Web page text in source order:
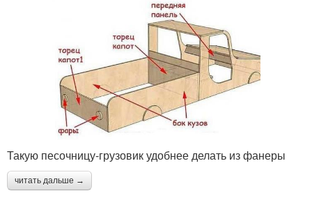
Такую песочницу-грузовик удобнее делать из фанеры
читать дальше →